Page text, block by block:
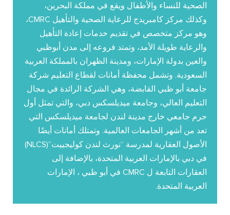
الصحية للنساء والأطفال ويقع في مملكة البحرين،
وكذلك مركز كامبريدج للرعاية الصحية والتأهيل CMRC،
وهو مركز متخصص في تقديم خدمات إعادة التأهيل
والرعاية طويلة الأمد، وتمتد فروعه إلى مدن أبوظبي
والعين بدولة الإمارات، ومدينة الظهران بالمملكة العربية
السعودية. وتشمل محفظة أمانات لقطاع التعليم شركة
جامعة أبو ظبي القابضة، وهي الشركة الرائدة في مجال
التعليم العالي، وجامعة ميديلسكس دبي، والتي تمثل أول
حرم جامعي خارج مدينة لندن لجامعة ميديلسكس التي
تعد من أشهر الجامعات العالمية. وتمتلك أمانات أيضًا
الأصول العقارية لمدرسة “نورث لندن كوليجييت”(NLCS)
في دبي بالإمارات العربية المتحدة، بالإضافة إلى
العقارات التابعة ل CMRC في أبو ظبي ، الإمارات
العربية المتحدة.